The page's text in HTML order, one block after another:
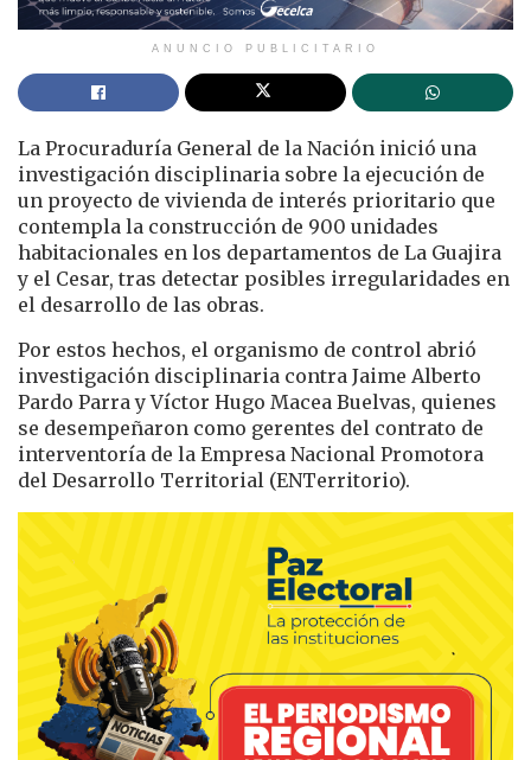
ANUNCIO PUBLICITARIO
La Procuraduría General de la Nación inició una
investigación disciplinaria sobre la ejecución de
un proyecto de vivienda de interés prioritario que
contempla la construcción de 900 unidades
habitacionales en los departamentos de La Guajira
y el Cesar, tras detectar posibles irregularidades en
el desarrollo de las obras.
Por estos hechos, el organismo de control abrió
investigación disciplinaria contra Jaime Alberto
Pardo Parra y Víctor Hugo Macea Buelvas, quienes
se desempeñaron como gerentes del contrato de
interventoría de la Empresa Nacional Promotora
del Desarrollo Territorial (ENTerritorio).